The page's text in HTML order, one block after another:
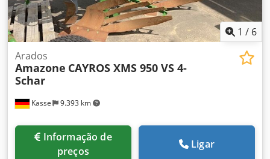
1 / 6
Kassel 9.393 km
Arados
Amazone CAYROS XMS 950 VS 4-
Schar
preços
Ligar